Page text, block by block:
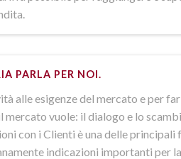
PARLA PER NOI.
alle esigenze del mercato e per
mercato vuole: il dialogo e lo
con i Clienti è una delle principali
indicazioni importanti per la